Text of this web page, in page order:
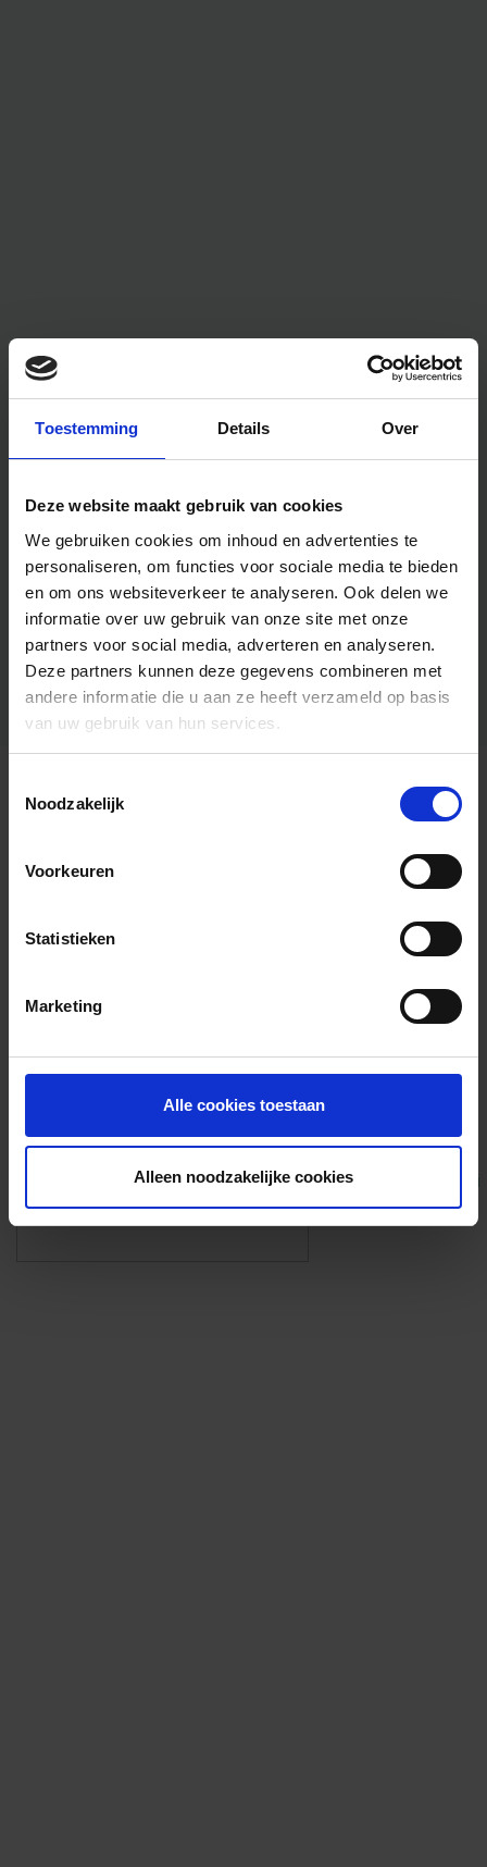
Toestemming Details Over
Deze website maakt gebruik van cookies
We gebruiken cookies om inhoud en advertenties te
personaliseren, om functies voor sociale media te bieden
en om ons websiteverkeer te analyseren. Ook delen we
informatie over uw gebruik van onze site met onze
partners voor social media, adverteren en analyseren.
Deze partners kunnen deze gegevens combineren met
andere informatie die u aan ze heeft verzameld op basis
van uw gebruik van hun services.
Noodzakelijk
Voorkeuren
Statistieken
Marketing
Alle cookies toestaan
Alleen noodzakelijke cookies
Algemene informatie
Foto’s ({{photos.length}})
Eigen foto’s